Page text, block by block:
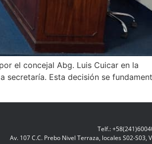
el concejal Abg. Luis Cuicar en la
secretaría. Esta decisión se
Telf.:
Av. 107 C.C. Prebo Nivel Terraza, locales S02-S03,